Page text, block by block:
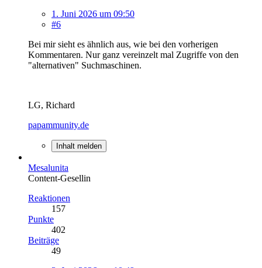
1. Juni 2026 um 09:50
#6
Bei mir sieht es ähnlich aus, wie bei den vorherigen
Kommentaren. Nur ganz vereinzelt mal Zugriffe von den
"alternativen" Suchmaschinen.
LG, Richard
papammunity.de
Inhalt melden
Mesalunita
Content-Gesellin
Reaktionen
157
Punkte
402
Beiträge
49